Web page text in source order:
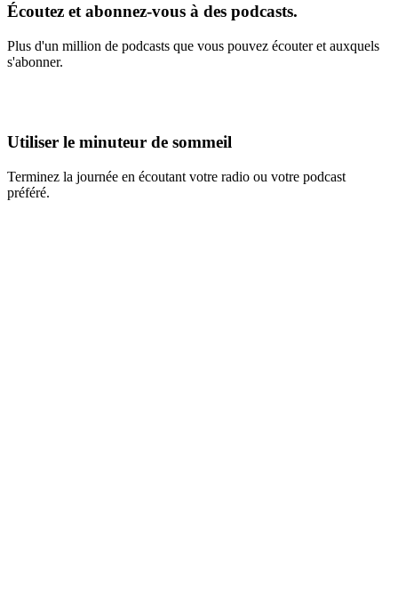
Écoutez et abonnez-vous à des podcasts.
Plus d'un million de podcasts que vous pouvez écouter et auxquels
s'abonner.
Utiliser le minuteur de sommeil
Terminez la journée en écoutant votre radio ou votre podcast
préféré.